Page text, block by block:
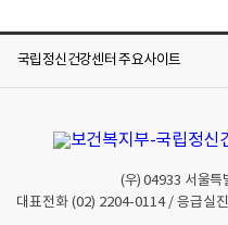
국립정신건강센터 주요사이트
(우)04933 서울특
대표전화 (02) 2204-0114/ 응급실